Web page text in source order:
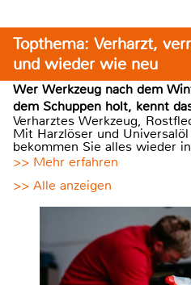
Topthema: Verharzt,
und wieder wie neu
Wer Werkzeug nach dem
dem Schuppen holt, kennt
Verharztes Werkzeug,
Mit Harzlöser und
bekommen Sie alles wieder
>> Mehr erfahren
>> Alle anzeigen